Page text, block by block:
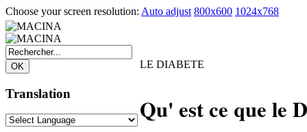
Choose your screen resolution: Auto adjust 800x600 1024x768
Translation
LE DIABETE
Qu' est ce que le